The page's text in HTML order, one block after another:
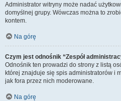
Administrator witryny może nadać
domyślnej grupy. Wówczas można to
kontem.
Na górę
Czym jest odnośnik “Zespół
Odnośnik ten prowadzi do strony z listą
której znajduje się spis administratorów i
jak fora przez nich moderowane.
Na górę